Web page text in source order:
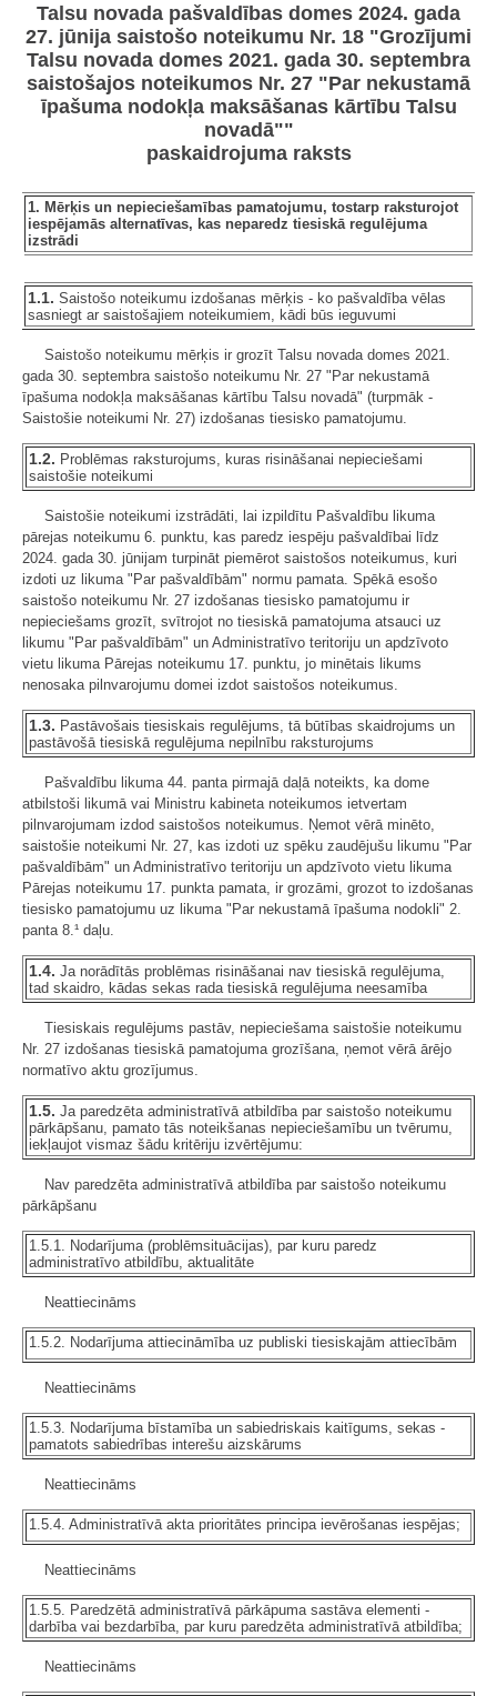
Talsu novada pašvaldības domes 2024. gada
27. jūnija saistošo noteikumu Nr. 18 "Grozījumi
Talsu novada domes 2021. gada 30. septembra
saistošajos noteikumos Nr. 27 "Par nekustamā
īpašuma nodokļa maksāšanas kārtību Talsu
novadā""
paskaidrojuma raksts
1. Mērķis un nepieciešamības pamatojumu, tostarp raksturojot
iespējamās alternatīvas, kas neparedz tiesiskā regulējuma
izstrādi
1.1. Saistošo noteikumu izdošanas mērķis - ko pašvaldība vēlas
sasniegt ar saistošajiem noteikumiem, kādi būs ieguvumi
Saistošo noteikumu mērķis ir grozīt Talsu novada domes 2021.
gada 30. septembra saistošo noteikumu Nr. 27 "Par nekustamā
īpašuma nodokļa maksāšanas kārtību Talsu novadā" (turpmāk -
Saistošie noteikumi Nr. 27) izdošanas tiesisko pamatojumu.
1.2. Problēmas raksturojums, kuras risināšanai nepieciešami
saistošie noteikumi
Saistošie noteikumi izstrādāti, lai izpildītu Pašvaldību likuma
pārejas noteikumu 6. punktu, kas paredz iespēju pašvaldībai līdz
2024. gada 30. jūnijam turpināt piemērot saistošos noteikumus, kuri
izdoti uz likuma "Par pašvaldībām" normu pamata. Spēkā esošo
saistošo noteikumu Nr. 27 izdošanas tiesisko pamatojumu ir
nepieciešams grozīt, svītrojot no tiesiskā pamatojuma atsauci uz
likumu "Par pašvaldībām" un Administratīvo teritoriju un apdzīvoto
vietu likuma Pārejas noteikumu 17. punktu, jo minētais likums
nenosaka pilnvarojumu domei izdot saistošos noteikumus.
1.3. Pastāvošais tiesiskais regulējums, tā būtības skaidrojums un
pastāvošā tiesiskā regulējuma nepilnību raksturojums
Pašvaldību likuma 44. panta pirmajā daļā noteikts, ka dome
atbilstoši likumā vai Ministru kabineta noteikumos ietvertam
pilnvarojumam izdod saistošos noteikumus. Ņemot vērā minēto,
saistošie noteikumi Nr. 27, kas izdoti uz spēku zaudējušu likumu "Par
pašvaldībām" un Administratīvo teritoriju un apdzīvoto vietu likuma
Pārejas noteikumu 17. punkta pamata, ir grozāmi, grozot to izdošanas
tiesisko pamatojumu uz likuma "Par nekustamā īpašuma nodokli" 2.
panta 8.¹ daļu.
1.4. Ja norādītās problēmas risināšanai nav tiesiskā regulējuma,
tad skaidro, kādas sekas rada tiesiskā regulējuma neesamība
Tiesiskais regulējums pastāv, nepieciešama saistošie noteikumu
Nr. 27 izdošanas tiesiskā pamatojuma grozīšana, ņemot vērā ārējo
normatīvo aktu grozījumus.
1.5. Ja paredzēta administratīvā atbildība par saistošo noteikumu
pārkāpšanu, pamato tās noteikšanas nepieciešamību un tvērumu,
iekļaujot vismaz šādu kritēriju izvērtējumu:
Nav paredzēta administratīvā atbildība par saistošo noteikumu
pārkāpšanu
1.5.1. Nodarījuma (problēmsituācijas), par kuru paredz
administratīvo atbildību, aktualitāte
Neattiecināms
1.5.2. Nodarījuma attiecināmība uz publiski tiesiskajām attiecībām
Neattiecināms
1.5.3. Nodarījuma bīstamība un sabiedriskais kaitīgums, sekas -
pamatots sabiedrības interešu aizskārums
Neattiecināms
1.5.4. Administratīvā akta prioritātes principa ievērošanas iespējas;
Neattiecināms
1.5.5. Paredzētā administratīvā pārkāpuma sastāva elementi -
darbība vai bezdarbība, par kuru paredzēta administratīvā atbildība;
Neattiecināms